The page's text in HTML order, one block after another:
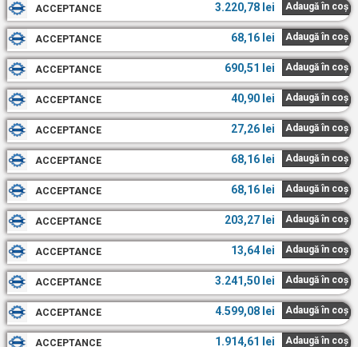
ACCEPTANCE 3.220,78 lei Adaugă în coș
ACCEPTANCE 68,16 lei Adaugă în coș
ACCEPTANCE 690,51 lei Adaugă în coș
ACCEPTANCE 40,90 lei Adaugă în coș
ACCEPTANCE 27,26 lei Adaugă în coș
ACCEPTANCE 68,16 lei Adaugă în coș
ACCEPTANCE 68,16 lei Adaugă în coș
ACCEPTANCE 203,27 lei Adaugă în coș
ACCEPTANCE 13,64 lei Adaugă în coș
ACCEPTANCE 3.241,50 lei Adaugă în coș
ACCEPTANCE 4.599,08 lei Adaugă în coș
ACCEPTANCE 1.914,61 lei Adaugă în coș